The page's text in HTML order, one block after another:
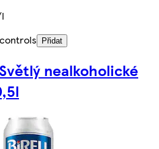
Přidat
nealkoholické